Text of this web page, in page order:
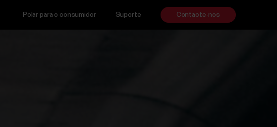
Polar para o consumidor Suporte Contacte-nos